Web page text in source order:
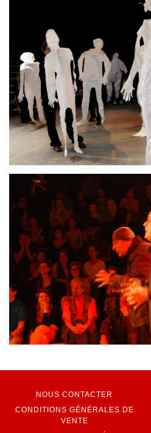
NOUS CONTACTER
CONDITIONS GÉNÉRALES DE
VENTE